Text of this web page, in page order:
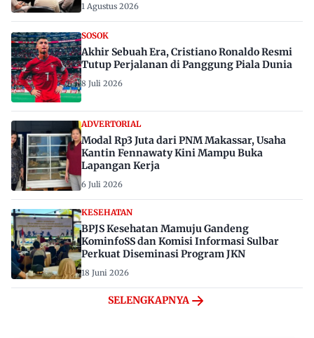
1 Agustus 2026
SOSOK
Akhir Sebuah Era, Cristiano Ronaldo Resmi
Tutup Perjalanan di Panggung Piala Dunia
8 Juli 2026
ADVERTORIAL
Modal Rp3 Juta dari PNM Makassar, Usaha
Kantin Fennawaty Kini Mampu Buka
Lapangan Kerja
6 Juli 2026
KESEHATAN
BPJS Kesehatan Mamuju Gandeng
KominfoSS dan Komisi Informasi Sulbar
Perkuat Diseminasi Program JKN
18 Juni 2026
SELENGKAPNYA